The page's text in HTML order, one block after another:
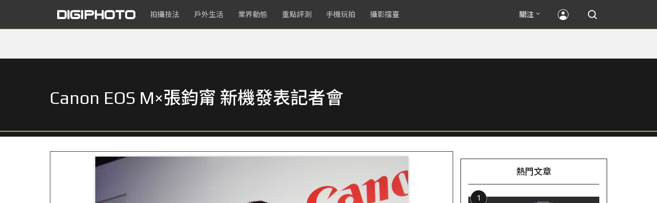
拍攝技法 戶外生活 業界動態 重點評測 手機玩拍 攝影擂臺 關注
Canon EOS M×張鈞甯 新機發表記者會
熱門文章
1